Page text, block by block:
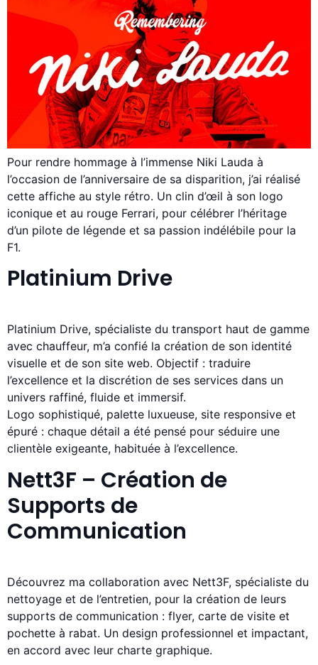
Pour rendre hommage à l’immense Niki Lauda à
l’occasion de l’anniversaire de sa disparition, j’ai réalisé
cette affiche au style rétro. Un clin d’œil à son logo
iconique et au rouge Ferrari, pour célébrer l’héritage
d’un pilote de légende et sa passion indélébile pour la
F1.
Platinium Drive
Platinium Drive, spécialiste du transport haut de gamme
avec chauffeur, m’a confié la création de son identité
visuelle et de son site web. Objectif : traduire
l’excellence et la discrétion de ses services dans un
univers raffiné, fluide et immersif.
Logo sophistiqué, palette luxueuse, site responsive et
épuré : chaque détail a été pensé pour séduire une
clientèle exigeante, habituée à l’excellence.
Nett3F – Création de
Supports de
Communication
Découvrez ma collaboration avec Nett3F, spécialiste du
nettoyage et de l’entretien, pour la création de leurs
supports de communication : flyer, carte de visite et
pochette à rabat. Un design professionnel et impactant,
en accord avec leur charte graphique.